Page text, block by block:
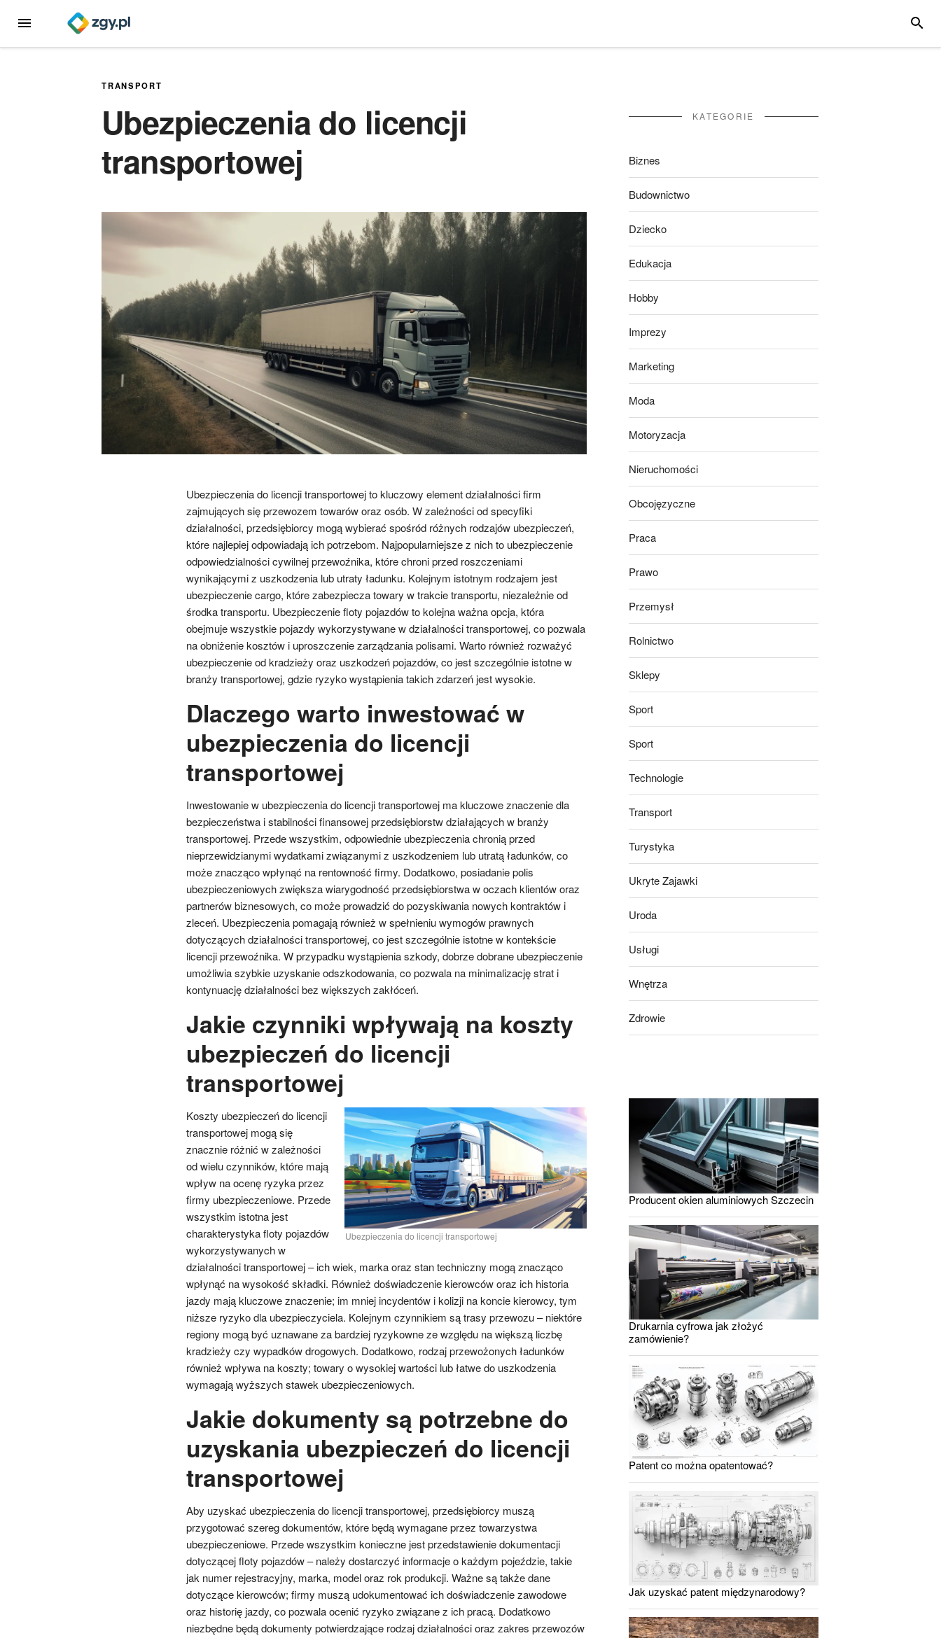
MENU
TRANSPORT
Ubezpieczenia do licencji
transportowej
Ubezpieczenia do licencji transportowej to kluczowy element działalności firm
zajmujących się przewozem towarów oraz osób. W zależności od specyfiki
działalności, przedsiębiorcy mogą wybierać spośród różnych rodzajów ubezpieczeń,
które najlepiej odpowiadają ich potrzebom. Najpopularniejsze z nich to ubezpieczenie
odpowiedzialności cywilnej przewoźnika, które chroni przed roszczeniami
wynikającymi z uszkodzenia lub utraty ładunku. Kolejnym istotnym rodzajem jest
ubezpieczenie cargo, które zabezpiecza towary w trakcie transportu, niezależnie od
środka transportu. Ubezpieczenie floty pojazdów to kolejna ważna opcja, która
obejmuje wszystkie pojazdy wykorzystywane w działalności transportowej, co pozwala
na obniżenie kosztów i uproszczenie zarządzania polisami. Warto również rozważyć
ubezpieczenie od kradzieży oraz uszkodzeń pojazdów, co jest szczególnie istotne w
branży transportowej, gdzie ryzyko wystąpienia takich zdarzeń jest wysokie.
Dlaczego warto inwestować w
ubezpieczenia do licencji
transportowej
Inwestowanie w ubezpieczenia do licencji transportowej ma kluczowe znaczenie dla
bezpieczeństwa i stabilności finansowej przedsiębiorstw działających w branży
transportowej. Przede wszystkim, odpowiednie ubezpieczenia chronią przed
nieprzewidzianymi wydatkami związanymi z uszkodzeniem lub utratą ładunków, co
może znacząco wpłynąć na rentowność firmy. Dodatkowo, posiadanie polis
ubezpieczeniowych zwiększa wiarygodność przedsiębiorstwa w oczach klientów oraz
partnerów biznesowych, co może prowadzić do pozyskiwania nowych kontraktów i
zleceń. Ubezpieczenia pomagają również w spełnieniu wymogów prawnych
dotyczących działalności transportowej, co jest szczególnie istotne w kontekście
licencji przewoźnika. W przypadku wystąpienia szkody, dobrze dobrane ubezpieczenie
umożliwia szybkie uzyskanie odszkodowania, co pozwala na minimalizację strat i
kontynuację działalności bez większych zakłóceń.
Jakie czynniki wpływają na koszty
ubezpieczeń do licencji
transportowej
Ubezpieczenia do licencji transportowej
Koszty ubezpieczeń do licencji
transportowej mogą się
znacznie różnić w zależności
od wielu czynników, które mają
wpływ na ocenę ryzyka przez
firmy ubezpieczeniowe. Przede
wszystkim istotna jest
charakterystyka floty pojazdów
wykorzystywanych w
działalności transportowej – ich wiek, marka oraz stan techniczny mogą znacząco
wpłynąć na wysokość składki. Również doświadczenie kierowców oraz ich historia
jazdy mają kluczowe znaczenie; im mniej incydentów i kolizji na koncie kierowcy, tym
niższe ryzyko dla ubezpieczyciela. Kolejnym czynnikiem są trasy przewozu – niektóre
regiony mogą być uznawane za bardziej ryzykowne ze względu na większą liczbę
kradzieży czy wypadków drogowych. Dodatkowo, rodzaj przewożonych ładunków
również wpływa na koszty; towary o wysokiej wartości lub łatwe do uszkodzenia
wymagają wyższych stawek ubezpieczeniowych.
Jakie dokumenty są potrzebne do
uzyskania ubezpieczeń do licencji
transportowej
Aby uzyskać ubezpieczenia do licencji transportowej, przedsiębiorcy muszą
przygotować szereg dokumentów, które będą wymagane przez towarzystwa
ubezpieczeniowe. Przede wszystkim konieczne jest przedstawienie dokumentacji
dotyczącej floty pojazdów – należy dostarczyć informacje o każdym pojeździe, takie
jak numer rejestracyjny, marka, model oraz rok produkcji. Ważne są także dane
dotyczące kierowców; firmy muszą udokumentować ich doświadczenie zawodowe
oraz historię jazdy, co pozwala ocenić ryzyko związane z ich pracą. Dodatkowo
niezbędne będą dokumenty potwierdzające rodzaj działalności oraz zakres przewozów
KATEGORIE
Biznes
Budownictwo
Dziecko
Edukacja
Hobby
Imprezy
Marketing
Moda
Motoryzacja
Nieruchomości
Obcojęzyczne
Praca
Prawo
Przemysł
Rolnictwo
Sklepy
Sport
Sport
Technologie
Transport
Turystyka
Ukryte Zajawki
Uroda
Usługi
Wnętrza
Zdrowie
Producent okien aluminiowych Szczecin
Drukarnia cyfrowa jak złożyć
zamówienie?
Patent co można opatentować?
Jak uzyskać patent międzynarodowy?